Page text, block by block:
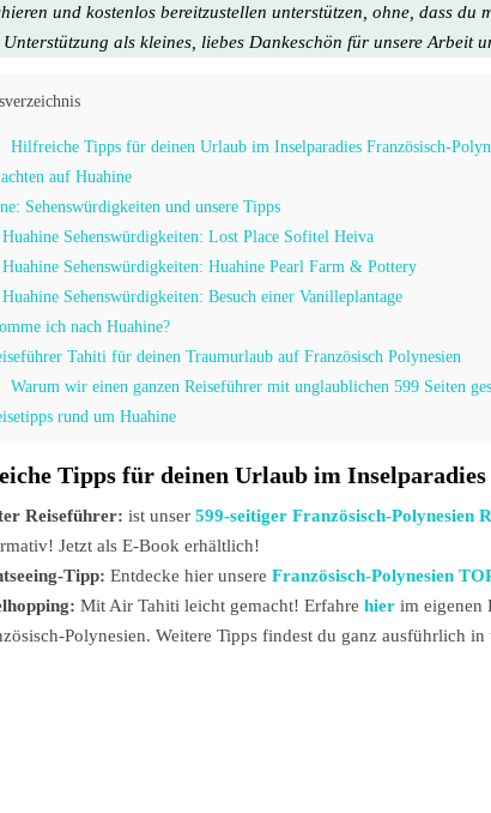
und kostenlos bereitzustellen unterstützen, ohne, dass du
als kleines, liebes Dankeschön für unsere Arbeit
Hilfreiche Tipps für deinen Urlaub im Inselparadies Französisch-
auf Huahine
Sehenswürdigkeiten und unsere Tipps
Sehenswürdigkeiten: Lost Place Sofitel Heiva
Sehenswürdigkeiten: Huahine Pearl Farm & Pottery
Sehenswürdigkeiten: Besuch einer Vanilleplantage
ich nach Huahine?
Tahiti für deinen Traumurlaub auf Französisch Polynesien
Warum wir einen ganzen Reiseführer mit unglaublichen 599 Seiten
rund um Huahine
Tipps für deinen Urlaub im Inselparadies
Reiseführer: ist unser 599-seitiger Französisch-Polynesien
Jetzt als E-Book erhältlich!
Tipp: Entdecke hier unsere Französisch-Polynesien
Mit Air Tahiti leicht gemacht! Erfahre hier im eigenen
Polynesien. Weitere Tipps findest du ganz ausführlich in